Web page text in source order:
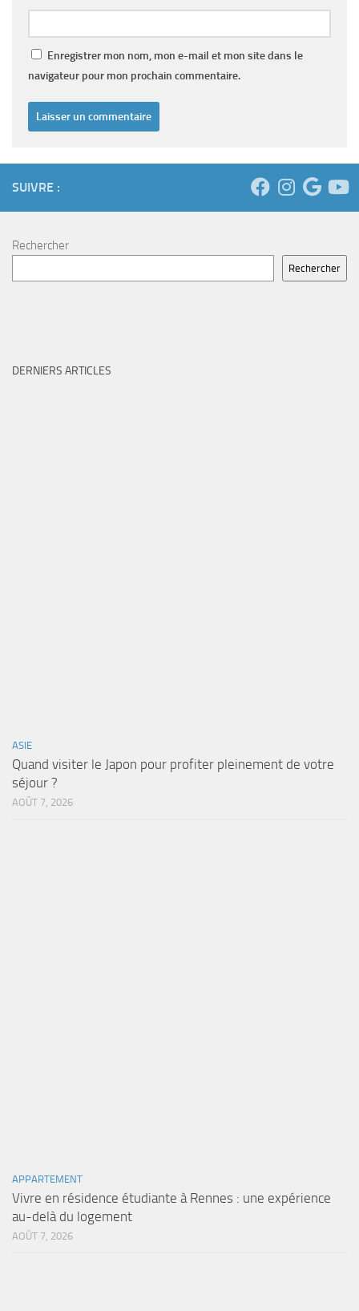
Enregistrer mon nom, mon e-mail et mon site dans le
navigateur pour mon prochain commentaire.
SUIVRE :
Rechercher
Rechercher
DERNIERS ARTICLES
ASIE
Quand visiter le Japon pour profiter pleinement de votre
séjour ?
AOÛT 7, 2026
APPARTEMENT
Vivre en résidence étudiante à Rennes : une expérience
au-delà du logement
AOÛT 7, 2026